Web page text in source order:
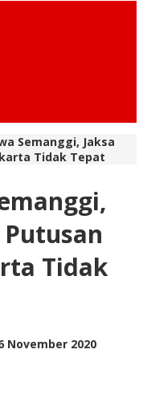
Semanggi, Jaksa
Tidak Tepat
Tidak
November 2020